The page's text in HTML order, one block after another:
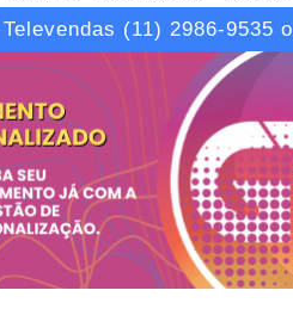
COPOS ELETRÔNICOS
(11) 2986-9535